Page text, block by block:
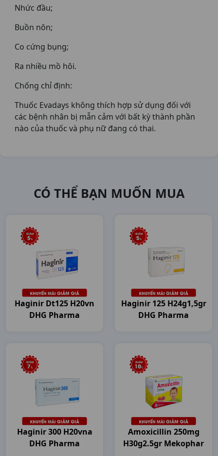
Nhức đầu;
Buồn nôn;
Co cứng bụng;
Ra nhiều mồ hôi.
Chống chỉ định:
Thuốc Evadays không thích hợp sử dụng đối với
các bệnh nhân bị mẫn cảm với bất kỳ thành phần
nào của thuốc và phụ nữ đang có thai.
CÓ THỂ BẠN MUỐN MUA
Haginir Dt125 H20vn
DHG Pharma
Haginir 125 H24g1,5gr
DHG Pharma
Haginir 300 H20vna
DHG Pharma
Amoxicillin 250mg
H30g2.5gr Mekophar